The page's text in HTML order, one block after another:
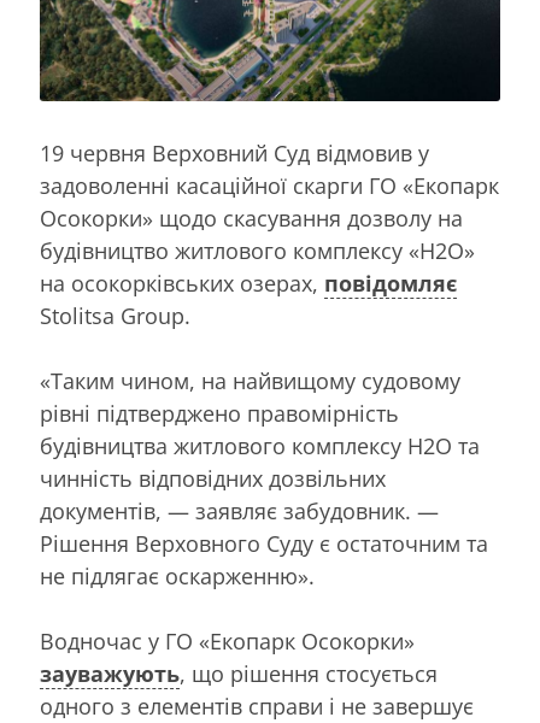
19 червня Верховний Суд відмовив у
задоволенні касаційної скарги ГО «Екопарк
Осокорки» щодо скасування дозволу на
будівництво житлового комплексу «H2O»
на осокорківських озерах, повідомляє
Stolitsa Group.
«Таким чином, на найвищому судовому
рівні підтверджено правомірність
будівництва житлового комплексу Н2О та
чинність відповідних дозвільних
документів, — заявляє забудовник. —
Рішення Верховного Суду є остаточним та
не підлягає оскарженню».
Водночас у ГО «Екопарк Осокорки»
зауважують, що рішення стосується
одного з елементів справи і не завершує